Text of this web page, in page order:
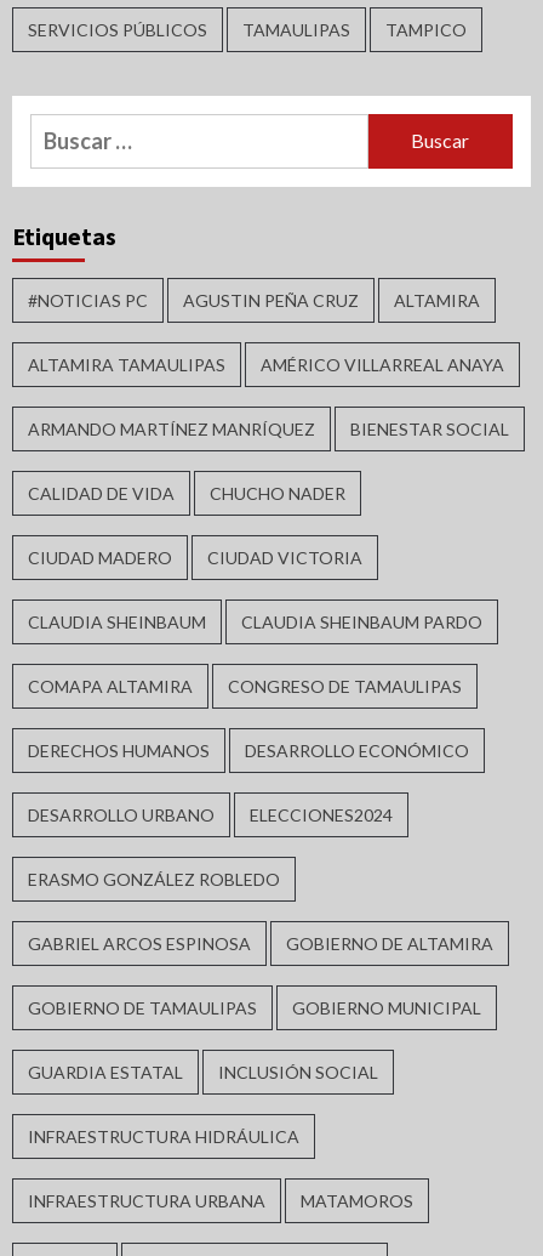
SERVICIOS PÚBLICOS TAMAULIPAS TAMPICO
Buscar:
Etiquetas
#NOTICIAS PC AGUSTIN PEÑA CRUZ ALTAMIRA
ALTAMIRA TAMAULIPAS AMÉRICO VILLARREAL ANAYA
ARMANDO MARTÍNEZ MANRÍQUEZ BIENESTAR SOCIAL
CALIDAD DE VIDA CHUCHO NADER
CIUDAD MADERO CIUDAD VICTORIA
CLAUDIA SHEINBAUM CLAUDIA SHEINBAUM PARDO
COMAPA ALTAMIRA CONGRESO DE TAMAULIPAS
DERECHOS HUMANOS DESARROLLO ECONÓMICO
DESARROLLO URBANO ELECCIONES2024
ERASMO GONZÁLEZ ROBLEDO
GABRIEL ARCOS ESPINOSA GOBIERNO DE ALTAMIRA
GOBIERNO DE TAMAULIPAS GOBIERNO MUNICIPAL
GUARDIA ESTATAL INCLUSIÓN SOCIAL
INFRAESTRUCTURA HIDRÁULICA
INFRAESTRUCTURA URBANA MATAMOROS